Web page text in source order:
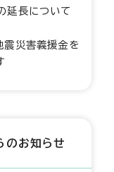
延長について
災害義援金を
のお知らせ